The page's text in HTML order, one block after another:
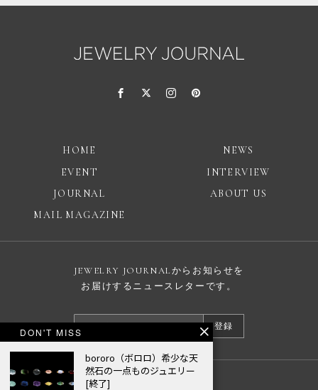
HOME
NEWS
EVENT
INTERVIEW
JOURNAL
ABOUT US
MAIL MAGAZINE
JEWELRY JOURNALからお知らせを
お届けするニュースレターです。
登録
DON'T MISS
bororo（ボロロ）希少な天
然石の一点ものジュエリー
[終了]